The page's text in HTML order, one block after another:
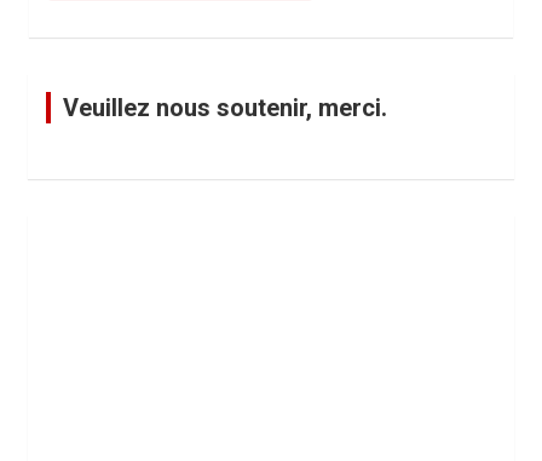
Veuillez nous soutenir, merci.